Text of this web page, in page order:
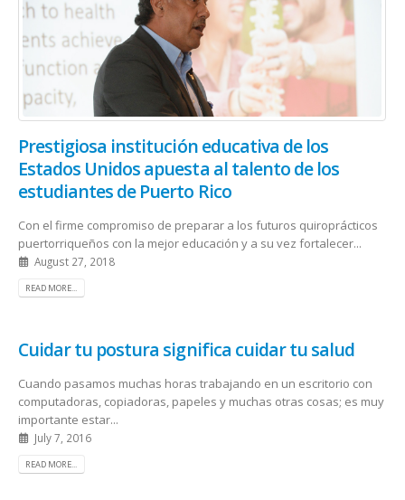
Prestigiosa institución educativa de los
Estados Unidos apuesta al talento de los
estudiantes de Puerto Rico
Con el firme compromiso de preparar a los futuros quiroprácticos
puertorriqueños con la mejor educación y a su vez fortalecer...
August 27, 2018
READ MORE...
Cuidar tu postura significa cuidar tu salud
Cuando pasamos muchas horas trabajando en un escritorio con
computadoras, copiadoras, papeles y muchas otras cosas; es muy
importante estar...
July 7, 2016
READ MORE...